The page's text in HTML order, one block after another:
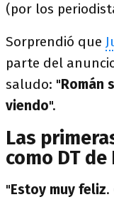
(por los
Sorprendió que
parte del
saludo: "Román
viendo".
Las
como DT de
"Estoy muy feliz.